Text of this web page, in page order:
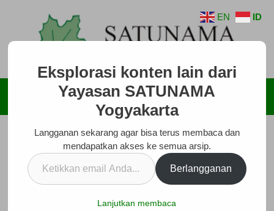
Menu
EN ID
Eksplorasi konten lain dari
Yayasan SATUNAMA
Yogyakarta
Langganan sekarang agar bisa terus membaca dan
mendapatkan akses ke semua arsip.
Ketikkan
email
Berlangganan
Lanjutkan membaca